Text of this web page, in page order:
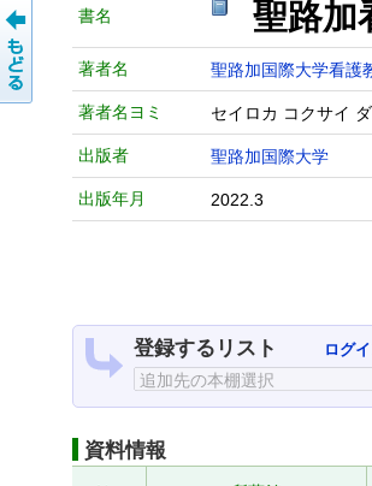
書名 聖路加
著者名 聖路加国際大学看護
著者名ヨミ セイロカ コクサイ
出版者 聖路加国際大学
出版年月 2022.3
登録するリスト ログ
資料情報